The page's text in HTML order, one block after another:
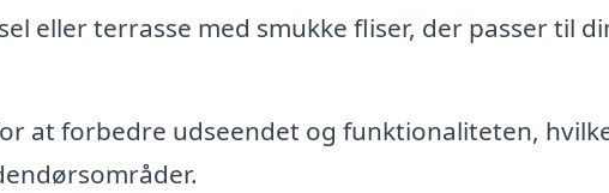
eller terrasse med smukke fliser, der passer til
at forbedre udseendet og funktionaliteten,